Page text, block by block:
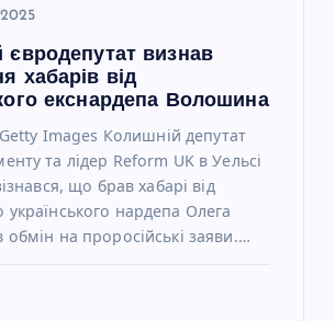
євродепутат визнав
хабарів від
екснардепа Волошина
Images Колишній депутат
та лідер Reform UK в Уельсі
що брав хабарі від
нардепа Олега
на проросійські заяви.…